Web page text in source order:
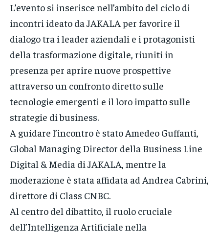
L’evento si inserisce nell’ambito del ciclo di
incontri ideato da JAKALA per favorire il
dialogo tra i leader aziendali e i protagonisti
della trasformazione digitale, riuniti in
presenza per aprire nuove prospettive
attraverso un confronto diretto sulle
tecnologie emergenti e il loro impatto sulle
strategie di business.
A guidare l’incontro è stato Amedeo Guffanti,
Global Managing Director della Business Line
Digital & Media di JAKALA, mentre la
moderazione è stata affidata ad Andrea Cabrini,
direttore di Class CNBC.
Al centro del dibattito, il ruolo cruciale
dell’Intelligenza Artificiale nella